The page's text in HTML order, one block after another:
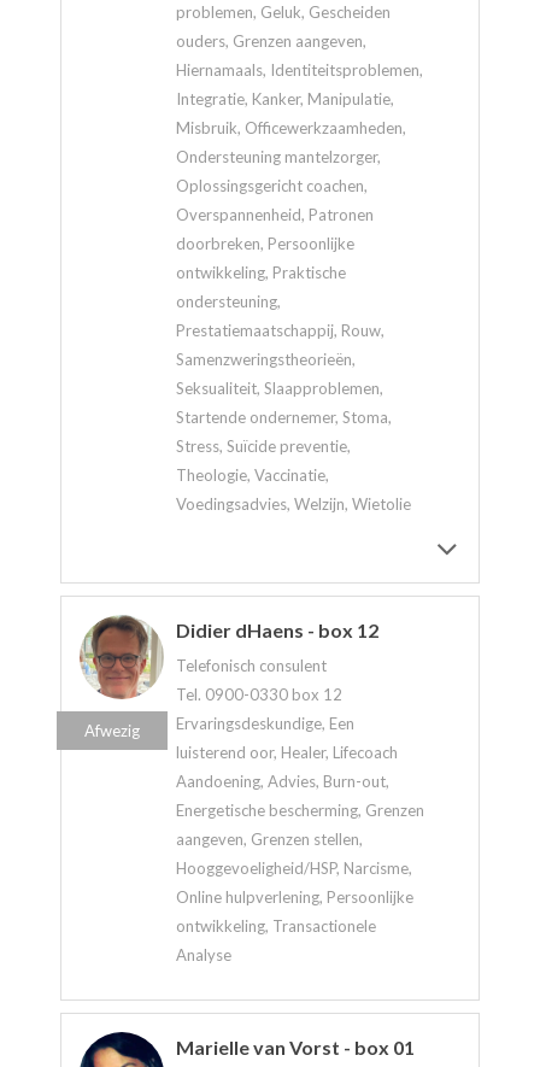
problemen, Geluk, Gescheiden
ouders, Grenzen aangeven,
Hiernamaals, Identiteitsproblemen,
Integratie, Kanker, Manipulatie,
Misbruik, Officewerkzaamheden,
Ondersteuning mantelzorger,
Oplossingsgericht coachen,
Overspannenheid, Patronen
doorbreken, Persoonlijke
ontwikkeling, Praktische
ondersteuning,
Prestatiemaatschappij, Rouw,
Samenzweringstheorieën,
Seksualiteit, Slaapproblemen,
Startende ondernemer, Stoma,
Stress, Suïcide preventie,
Theologie, Vaccinatie,
Voedingsadvies, Welzijn, Wietolie
Didier dHaens - box 12
Telefonisch consulent
Tel. 0900-0330 box 12
Ervaringsdeskundige, Een
luisterend oor, Healer, Lifecoach
Aandoening, Advies, Burn-out,
Energetische bescherming, Grenzen
aangeven, Grenzen stellen,
Hooggevoeligheid/HSP, Narcisme,
Online hulpverlening, Persoonlijke
ontwikkeling, Transactionele
Analyse
Afwezig
Marielle van Vorst - box 01